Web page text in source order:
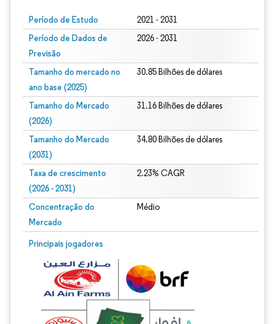
Período de Estudo 2021 - 2031
Período de Dados de
Previsão
2026 - 2031
Tamanho do mercado no
ano base (2025)
30.85 Bilhões de dólares
Tamanho do Mercado
(2026)
31.16 Bilhões de dólares
Tamanho do Mercado
(2031)
34.80 Bilhões de dólares
Taxa de crescimento
(2026 - 2031)
2.23% CAGR
Concentração do
Mercado
Médio
Principais jogadores
Imagem © Mordor Intelligence. O reuso requer atribuição conforme CC BY 4.0.